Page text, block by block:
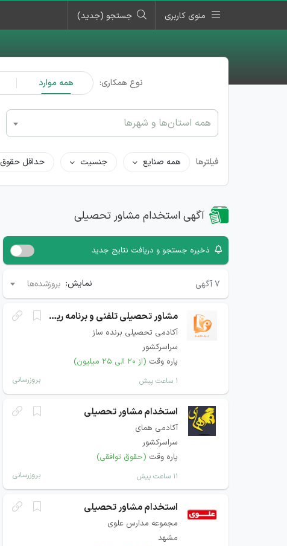
منوی کاربری جستجو (جدید)
نوع همکاری: همه موارد
همه استان‌ها و شهرها
فیلترها همه صنایع جنسیت حداقل حقوق
آگهی استخدام مشاور تحصیلی
ذخیره جستجو و دریافت نتایج جدید
۷آگهی نمایش: بروزشده‌ها
مشاور تحصیلی تلفنی و برنامه ریزی
آکادمی تحصیلی برنده ساز
سراسرکشور
پاره وقت (از ۲۰ الی ۲۵ میلیون)
۱ ساعت پیش بروزرسانی
استخدام مشاور تحصیلی
آکادمی همای
سراسرکشور
پاره وقت (حقوق توافقی)
۱۱ ساعت پیش بروزرسانی
استخدام مشاور تحصیلی
مجموعه مدارس علوی
مشهد